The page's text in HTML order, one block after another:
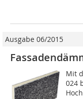
Ausgabe 06/2015
Mit
024